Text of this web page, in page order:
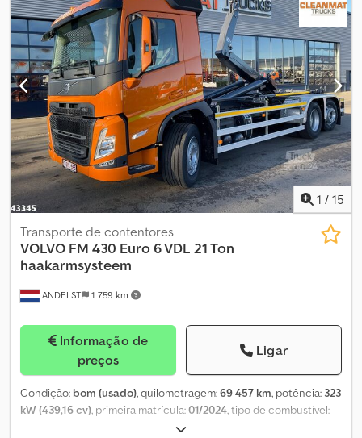
Suspensão: feixe de molas Dksdpfeymix Uox Ah Aer
1 / 15
ANDELST 1 759 km
Transporte de contentores
VOLVO FM 430 Euro 6 VDL 21 Ton
haakarmsysteem
Informação de
preços
Ligar
Condição: bom (usado), quilometragem:69 457 km, potência: 323
kW (439,16 cv), primeira matrícula:01/2024, tipo de combustível:
385/55 22.5